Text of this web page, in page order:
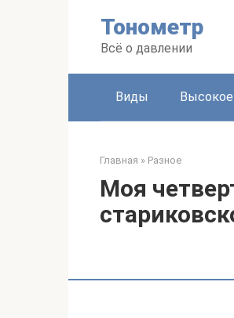
Тонометр
Всё о давлении
Виды Высокое
Главная » Разное
Моя